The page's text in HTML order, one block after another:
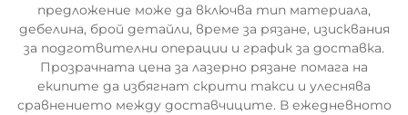
предложение може да включва тип материала,
дебелина, брой детайли, време за рязане, изисквания
за подготвителни операции и график за доставка.
Прозрачната цена за лазерно рязане помага на
екипите да избягнат скрити такси и улеснява
сравнението между доставчиците. В ежедневното